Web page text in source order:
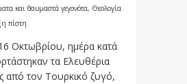
και θαυμαστά γεγονότα, Θεολογία
πίστη
Οκτωβρίου, ημέρα κατά
τα Ελευθέρια
από τον Τουρκικό ζυγό,